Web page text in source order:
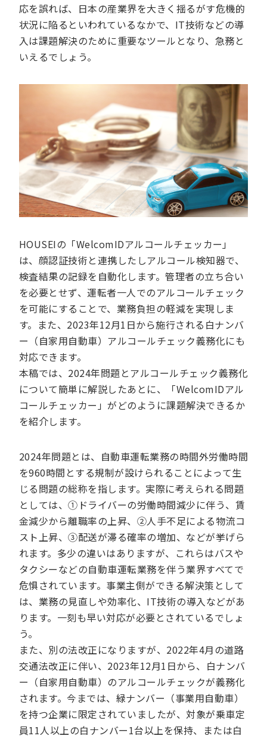
応を誤れば、日本の産業界を大きく揺るがす危機的
状況に陥るといわれているなかで、IT技術などの導
入は課題解決のために重要なツールとなり、急務と
いえるでしょう。
HOUSEIの「WelcomIDアルコールチェッカー」
は、顔認証技術と連携したしアルコール検知器で、
検査結果の記録を自動化します。管理者の立ち合い
を必要とせず、運転者一人でのアルコールチェック
を可能にすることで、業務負担の軽減を実現しま
す。また、2023年12月1日から施行される白ナンバ
ー（自家用自動車）アルコールチェック義務化にも
対応できます。
本稿では、2024年問題とアルコールチェック義務化
について簡単に解説したあとに、「WelcomIDアル
コールチェッカー」がどのように課題解決できるか
を紹介します。
2024年問題とは、自動車運転業務の時間外労働時間
を960時間とする規制が設けられることによって生
じる問題の総称を指します。実際に考えられる問題
としては、①ドライバーの労働時間減少に伴う、賃
金減少から離職率の上昇、②人手不足による物流コ
スト上昇、③配送が滞る確率の増加、などが挙げら
れます。多少の違いはありますが、これらはバスや
タクシーなどの自動車運転業務を伴う業界すべてで
危惧されています。事業主側ができる解決策として
は、業務の見直しや効率化、IT技術の導入などがあ
ります。一刻も早い対応が必要とされているでしょ
う。
また、別の法改正になりますが、2022年4月の道路
交通法改正に伴い、2023年12月1日から、白ナンバ
ー（自家用自動車）のアルコールチェックが義務化
されます。今までは、緑ナンバー（事業用自動車）
を持つ企業に限定されていましたが、対象が乗車定
員11人以上の白ナンバー1台以上を保持、または白